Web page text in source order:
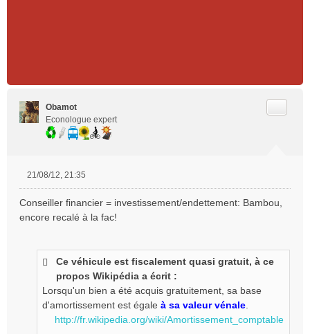
Obamot
Econologue expert
s
s
21/08/12, 21:35
Conseiller financier = investissement/endettement: Bambou,
encore recalé à la fac!
Ce véhicule est fiscalement quasi gratuit, à ce
propos Wikipédia a écrit :
Lorsqu'un bien a été acquis gratuitement, sa base
d'amortissement est égale à sa valeur vénale
http://fr.wikipedia.org/wiki/Amortissement_comptable